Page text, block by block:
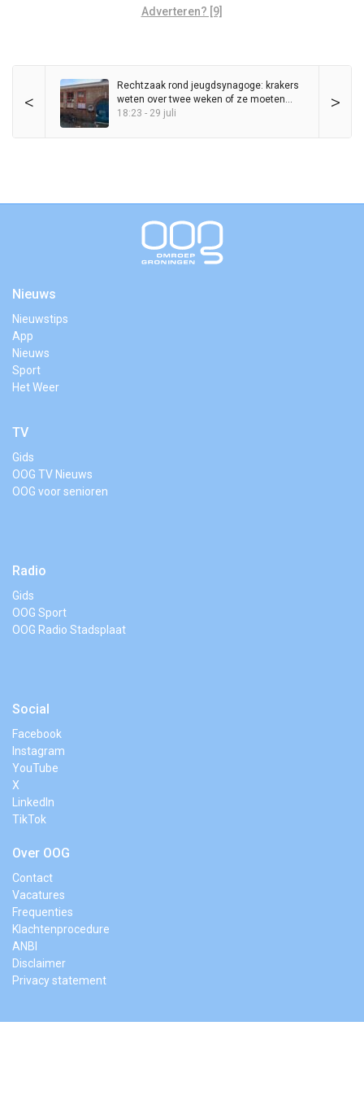
Adverteren? [9]
< >
Rechtzaak rond jeugdsynagoge: krakers
weten over twee weken of ze moeten
vertrekken
18:23 - 29 juli
Nieuws
Nieuwstips
App
Nieuws
Sport
Het Weer
TV
Gids
OOG TV Nieuws
OOG voor senioren
Radio
Gids
OOG Sport
OOG Radio Stadsplaat
Social
Facebook
Instagram
YouTube
X
LinkedIn
TikTok
Over OOG
Contact
Vacatures
Frequenties
Klachtenprocedure
ANBI
Disclaimer
Privacy statement